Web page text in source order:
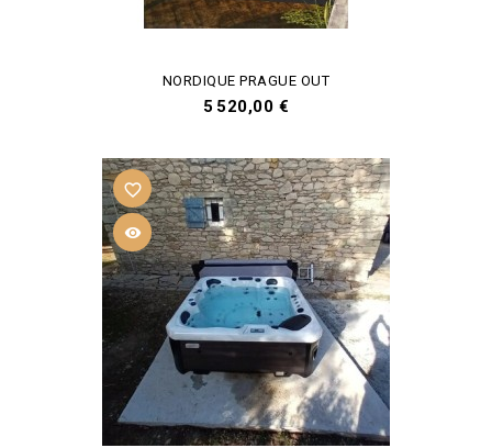
NORDIQUE PRAGUE OUT
Prix
5 520,00 €

favorite_border